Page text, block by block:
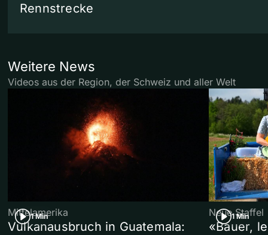
Rennstrecke
Weitere News
Videos aus der Region, der Schweiz und aller Welt
1 Min
Mittelamerika
Vulkanausbruch in Guatemala:
1 Min
Neue Staffel
«Bauer,